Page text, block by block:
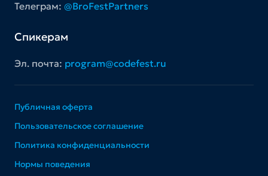
Телеграм: @BroFestPartners
Спикерам
Эл. почта: program@codefest.ru
Публичная оферта
Пользовательское соглашение
Политика конфиденциальности
Нормы поведения